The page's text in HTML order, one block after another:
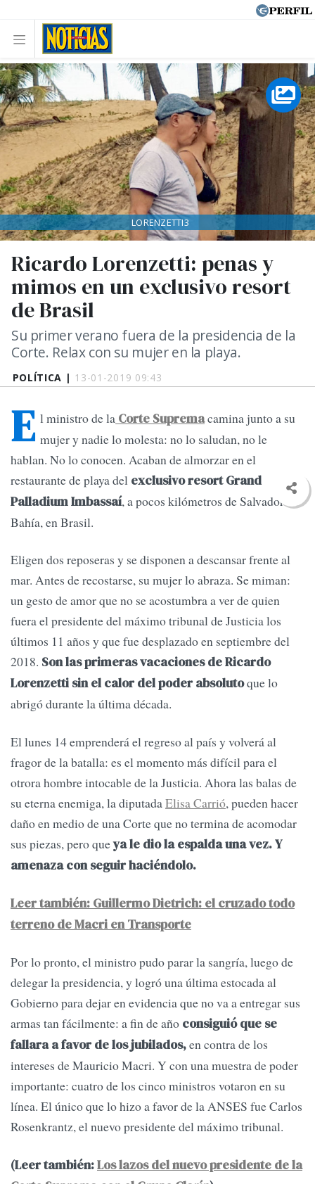
POLÍTICA | 13-01-2019 09:43
Ricardo Lorenzetti: penas y
mimos en un exclusivo resort
de Brasil
Su primer verano fuera de la presidencia de la
Corte. Relax con su mujer en la playa.
LORENZETTI3
E l ministro de la Corte Supremacamina junto a su
mujer y nadie lo molesta: no lo saludan, no le
hablan. No lo conocen. Acaban de almorzar en el
restaurante de playa del exclusivo resort Grand
Palladium Imbassaí, a pocos kilómetros de Salvador de
Bahía, en Brasil.
Eligen dos reposeras y se disponen a descansar frente al
mar. Antes de recostarse, su mujer lo abraza. Se miman:
un gesto de amor que no se acostumbra a ver de quien
fuera el presidente del máximo tribunal de Justicia los
últimos 11 años y que fue desplazado en septiembre del
2018. Son las primeras vacaciones de Ricardo
Lorenzetti sin el calor del poder absolutoque lo
abrigó durante la última década.
El lunes 14 emprenderá el regreso al país y volverá al
fragor de la batalla: es el momento más difícil para el
otrora hombre intocable de la Justicia. Ahora las balas de
su eterna enemiga, la diputadaElisa Carrió, pueden hacer
daño en medio de una Corte que no termina de acomodar
sus piezas, pero queya le dio la espalda una vez. Y
amenaza con seguir haciéndolo.
Leer también: Guillermo Dietrich: el cruzado todo
terreno de Macri en Transporte
Por lo pronto, el ministro pudo parar la sangría, luego de
delegar la presidencia, y logró una última estocada al
Gobierno para dejar en evidencia que no va a entregar sus
armas tan fácilmente: a fin de año consiguió que se
fallara a favor de los jubilados,en contra de los
intereses de Mauricio Macri. Y con una muestra de poder
importante: cuatro de los cinco ministros votaron en su
línea. El único que lo hizo a favor de la ANSES fue Carlos
Rosenkrantz, el nuevo presidente del máximo tribunal.
(Leer también:Los lazos del nuevo presidente de la